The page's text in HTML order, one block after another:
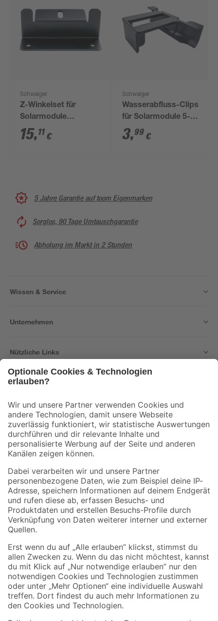
Schwaiger
Z-Winkelset für
Solarmodule
Aluminium silbern 10
x 4,2 x 6,6 cm 4-teilig
15,11 €
Schwaiger
Wasserabfluss-Clips
für Solarmodule 5-
teilig schwarz
3,99 €
5 Jahre Garantie auf toom Eigenmarken
Sorglos, 90 Tage Umtauschgarantie
Abholung im Markt in 2 Stunden
Wissen & Service
Unternehmen
Nützliche Links
Der toom Newsletter: Keine Angebote und Aktionen mehr verpassen!
Zur Newsletter Anmeldung
Folge uns
Zahlungsarten Versandarten
Sicher einkaufen
Jetzt die toom-App herunterladen